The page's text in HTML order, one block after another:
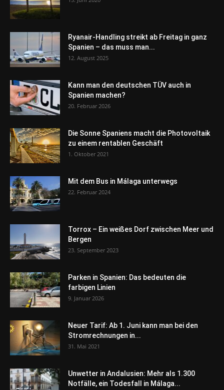
Ryanair-Handling streikt ab Freitag in ganz
Spanien – das muss man...
12. August 2025
Kann man den deutschen TÜV auch in
Spanien machen?
20. Februar 2026
Die Sonne Spaniens macht die Photovoltaik
zu einem rentablen Geschäft
1. Oktober 2021
Mit dem Bus in Málaga unterwegs
22. Februar 2024
Torrox – Ein weißes Dorf zwischen Meer und
Bergen
23. September 2023
Parken in Spanien: Das bedeuten die
farbigen Linien
9. Januar 2026
Neuer Tarif: Ab 1. Juni kann man bei den
Stromrechnungen in...
31. Mai 2021
Unwetter in Andalusien: Mehr als 1.300
Notfälle, ein Todesfall in Málaga...